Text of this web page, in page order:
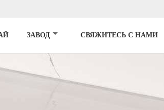
ЗАВОД СВЯЖИТЕСЬ С НАМИ